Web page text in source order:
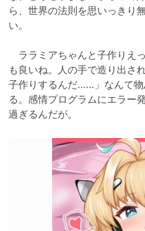
ら、世界の法則を思いっきり
い。
ララミアちゃんと子作りえ
も良いね。人の手で造り出さ
子作りするんだ……」なんて
る。感情プログラムにエラー
過ぎるんだが。